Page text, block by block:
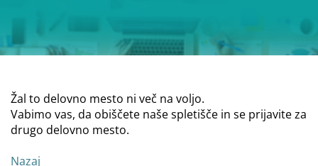
Žal to delovno mesto ni več na voljo.
Vabimo vas, da obiščete naše spletišče in se prijavite za
drugo delovno mesto.
Nazaj